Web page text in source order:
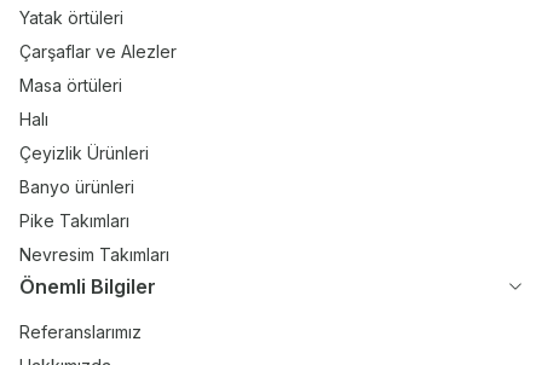
Yatak örtüleri
Çarşaflar ve Alezler
Masa örtüleri
Halı
Çeyizlik Ürünleri
Banyo ürünleri
Pike Takımları
Nevresim Takımları
Önemli Bilgiler
Referanslarımız